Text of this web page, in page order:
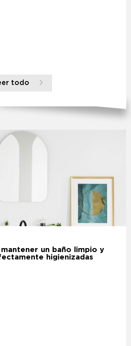
todo
un baño limpio y
higienizadas